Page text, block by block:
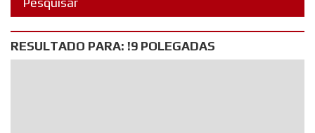
RESULTADO PARA: !9 POLEGADAS